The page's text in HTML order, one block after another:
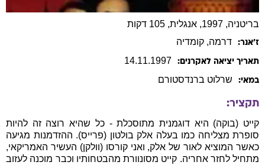
בריטניה, 1997, אנגלית, 105 דקות
ז׳אנר: דרמה, קומדיה
תאריך יציאה לאקרנים: 14.11.1997
במאי: שרלוט ברנדסטורם
תקציר:
קייט (בוקה) היא דוגמנית מתוסכלת - כל שהיא רוצה זה להיות
סופרת מצליחה כמו בעלה אלק בולטון (פרייס). ההזדמנות מגיעה
כאשר המוציא לאור של אלק, ואני קורסו (וולקן) העשיר האמריקאי,
מתחיל לחזר אחריה. קייט מסונוורת מהבטחותיו וכבר מוכנה לעזוב